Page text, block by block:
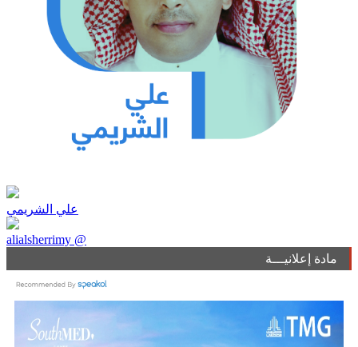
علي الشريمي
alialsherrimy @
مادة إعلانيـــة